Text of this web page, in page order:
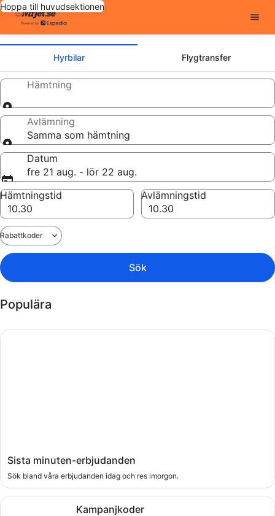
Hoppa till huvudsektionen
Hyrbilar Flygtransfer
Hämtning
Avlämning
Samma som hämtning
Datum
fre 21 aug. - lör 22 aug.
Hämtningstid
Avlämningstid
Rabattkoder
Sök
Populära
Sista minuten-erbjudanden
Sök bland våra erbjudanden idag och res imorgon.
Sök bland våra erbjudanden idag och res imorgon.
Kampanjkoder
Spara på din nästa bokning med en rabattkod från EBOO.